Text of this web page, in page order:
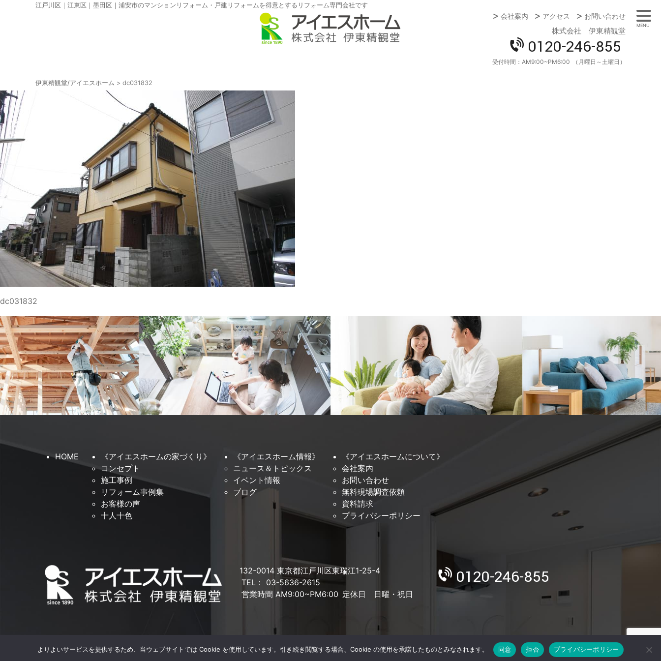
江戸川区｜江東区｜墨田区｜浦安市のマンションリフォーム・戸建リフォームを得意とするリフォーム専門会社です
会社案内
アクセス お問い合わせ
株式会社 伊東精観堂
0120-246-855
受付時間： AM9:00~PM6:00 （月曜日～土曜日）
伊東精観堂/アイエスホーム > dc031832
dc031832
MENU
HOME
《アイエスホームの家づくり》
コンセプト
施工事例
リフォーム事例集
お客様の声
十人十色
《アイエスホーム情報》
ニュース＆トピックス
イベント情報
ブログ
《アイエスホームについて》
会社案内
お問い合わせ
無料現場調査依頼
資料請求
プライバシーポリシー
132-0014 東京都江戸川区東瑞江1-25-4
TEL： 03-5636-2615
営業時間 AM9:00~PM6:00 定休日 日曜・祝日
0120-246-855
Copyright© 株式会社 伊東精観堂 All Rights Reserved.
よりよいサービスを提供するため、当ウェブサイトでは Cookie を使用しています。引き続き閲覧する場合、Cookie の使用を承諾したものとみなされます。 同意 拒否 プライバシーポリシー